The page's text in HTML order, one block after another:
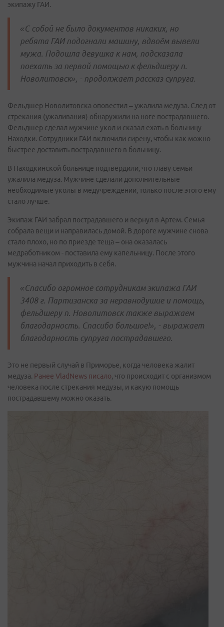
экипажу ГАИ.
«С собой не было документов никаких, но
ребята ГАИ подогнали машину, вдвоём вывели
мужа. Подошла девушка к нам, подсказала
поехать за первой помощью к фельдшеру п.
Новолитовск», - продолжает рассказ супруга.
Фельдшер Новолитовска оповестил – ужалила медуза. След от
стрекания (ужаливания) обнаружили на ноге пострадавшего.
Фельдшер сделал мужчине укол и сказал ехать в больницу
Находки. Сотрудники ГАИ включили сирену, чтобы как можно
быстрее доставить пострадавшего в больницу.
В Находкинской больнице подтвердили, что главу семьи
ужалила медуза. Мужчине сделали дополнительные
необходимые уколы в медучреждении, только после этого ему
стало лучше.
Экипаж ГАИ забрал пострадавшего и вернул в Артем. Семья
собрала вещи и направилась домой. В дороге мужчине снова
стало плохо, но по приезде теща – она оказалась
медработником - поставила ему капельницу. После этого
мужчина начал приходить в себя.
«Спасибо огромное сотрудникам экипажа ГАИ
3408 г. Партизанска за неравнодушие и помощь,
фельдшеру п. Новолитовск также выражаем
благодарность. Спасибо большое!», - выражает
благодарность супруга пострадавшего.
Это не первый случай в Приморье, когда человека жалит
медуза. Ранее VladNews писало, что происходит с организмом
человека после стрекания медузы, и какую помощь
пострадавшему можно оказать.